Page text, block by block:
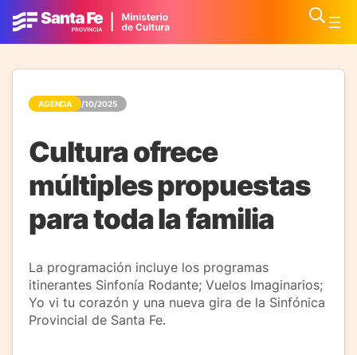
AGENDA 16/10/2025
Cultura ofrece
múltiples propuestas
para toda la familia
La programación incluye los programas
itinerantes Sinfonía Rodante; Vuelos Imaginarios;
Yo vi tu corazón y una nueva gira de la Sinfónica
Provincial de Santa Fe.